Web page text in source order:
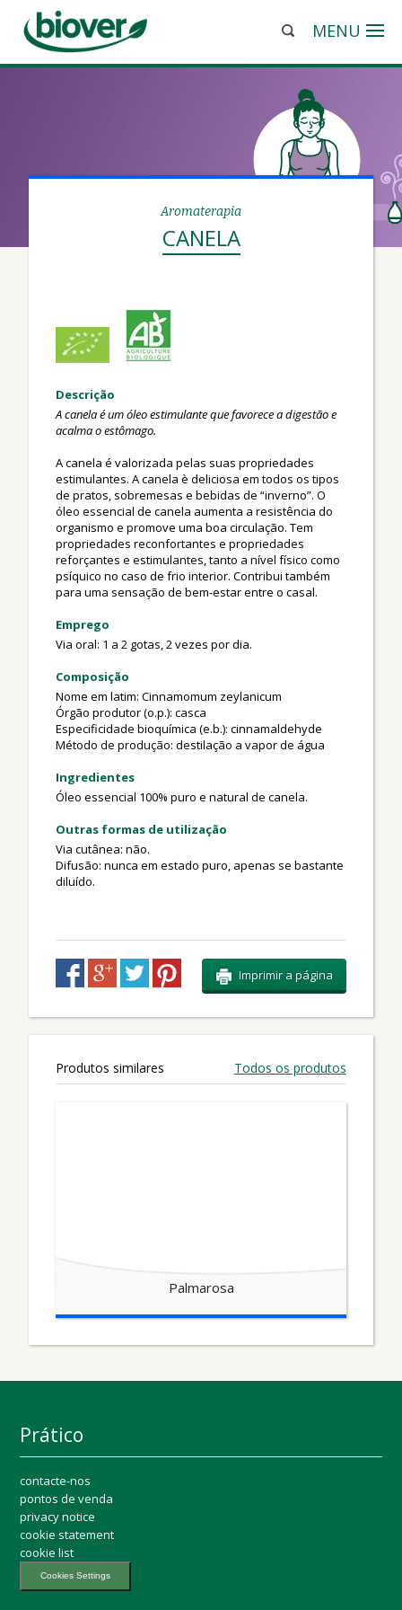
MENU
Aromaterapia
CANELA
Descrição
A canela é um óleo estimulante que favorece a digestão e
acalma o estômago.
A canela é valorizada pelas suas propriedades
estimulantes. A canela è deliciosa em todos os tipos
de pratos, sobremesas e bebidas de “inverno”. O
óleo essencial de canela aumenta a resistência do
organismo e promove uma boa circulação. Tem
propriedades reconfortantes e propriedades
reforçantes e estimulantes, tanto a nível físico como
psíquico no caso de frio interior. Contribui também
para uma sensação de bem-estar entre o casal.
Emprego
Via oral: 1 a 2 gotas, 2 vezes por dia.
Composição
Nome em latim: Cinnamomum zeylanicum
Órgão produtor (o.p.): casca
Especificidade bioquímica (e.b.): cinnamaldehyde
Método de produção: destilação a vapor de água
Ingredientes
Óleo essencial 100% puro e natural de canela.
Outras formas de utilização
Via cutânea: não.
Difusão: nunca em estado puro, apenas se bastante
diluído.
Imprimir a página
Produtos similares Todos os produtos
Palmarosa
Prático
contacte-nos
pontos de venda
privacy notice
cookie statement
cookie list
Cookies Settings